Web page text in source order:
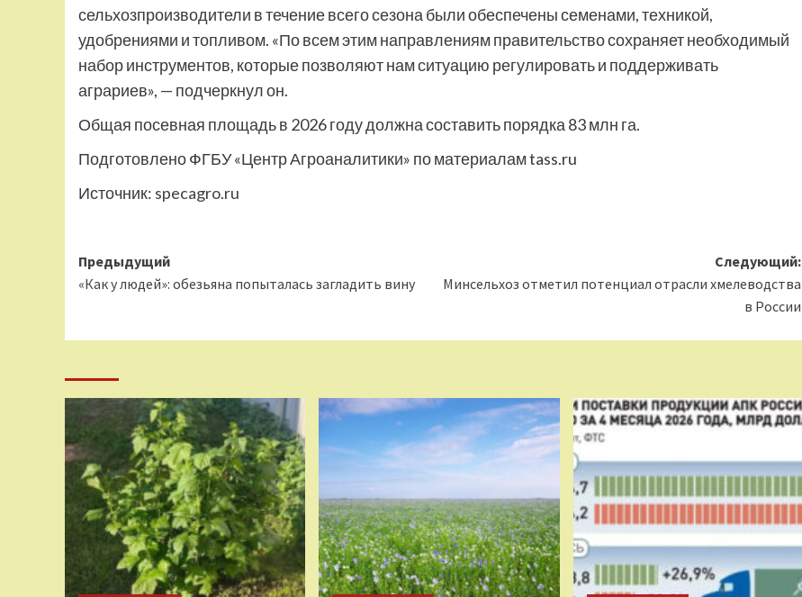
сельхозпроизводители в течение всего сезона были обеспечены семенами, техникой,
удобрениями и топливом. «По всем этим направлениям правительство сохраняет необходимый
набор инструментов, которые позволяют нам ситуацию регулировать и поддерживать
аграриев», — подчеркнул он.
Общая посевная площадь в 2026 году должна составить порядка 83 млн га.
Подготовлено ФГБУ «Центр Агроаналитики» по материалам tass.ru
Источник: specagro.ru
Навигация
записи
Предыдущий
«Как у людей»: обезьяна попыталась загладить вину
Следующий:
Минсельхоз отметил потенциал отрасли хмелеводства
в России